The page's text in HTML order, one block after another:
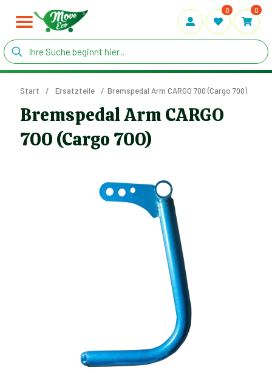
0 0
Start / Ersatzteile / Bremspedal Arm CARGO 700 (Cargo 700)
Bremspedal Arm CARGO
700 (Cargo 700)